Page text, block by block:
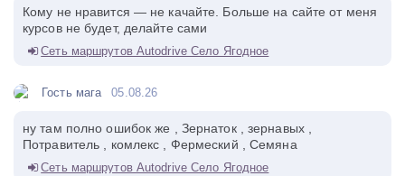
Кому не нравится — не качайте. Больше на сайте от меня
курсов не будет, делайте сами
Сеть маршрутов Autodrive Село Ягодное
Гость мага 05.08.26
ну там полно ошибок же , Зернаток , зернавых ,
Потравитель , комлекс , Фермеский , Семяна
Сеть маршрутов Autodrive Село Ягодное